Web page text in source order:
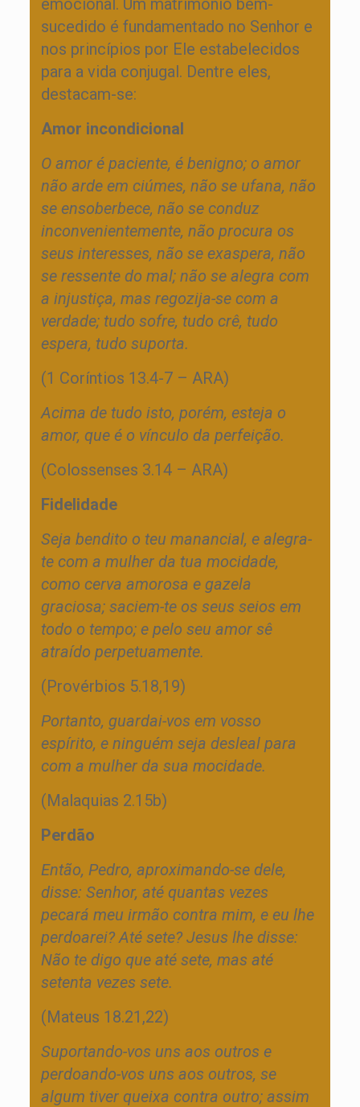
emocional. Um matrimônio bem-
sucedido é fundamentado no Senhor e
nos princípios por Ele estabelecidos
para a vida conjugal. Dentre eles,
destacam-se:
Amor incondicional
O amor é paciente, é benigno; o amor
não arde em ciúmes, não se ufana, não
se ensoberbece, não se conduz
inconvenientemente, não procura os
seus interesses, não se exaspera, não
se ressente do mal; não se alegra com
a injustiça, mas regozija-se com a
verdade; tudo sofre, tudo crê, tudo
espera, tudo suporta.
(1 Coríntios 13.4-7 – ARA)
Acima de tudo isto, porém, esteja o
amor, que é o vínculo da perfeição.
(Colossenses 3.14 – ARA)
Fidelidade
Seja bendito o teu manancial, e alegra-
te com a mulher da tua mocidade,
como cerva amorosa e gazela
graciosa; saciem-te os seus seios em
todo o tempo; e pelo seu amor sê
atraído perpetuamente.
(Provérbios 5.18,19)
Portanto, guardai-vos em vosso
espírito, e ninguém seja desleal para
com a mulher da sua mocidade.
(Malaquias 2.15b)
Perdão
Então, Pedro, aproximando-se dele,
disse: Senhor, até quantas vezes
pecará meu irmão contra mim, e eu lhe
perdoarei? Até sete? Jesus lhe disse:
Não te digo que até sete, mas até
setenta vezes sete.
(Mateus 18.21,22)
Suportando-vos uns aos outros e
perdoando-vos uns aos outros, se
algum tiver queixa contra outro; assim